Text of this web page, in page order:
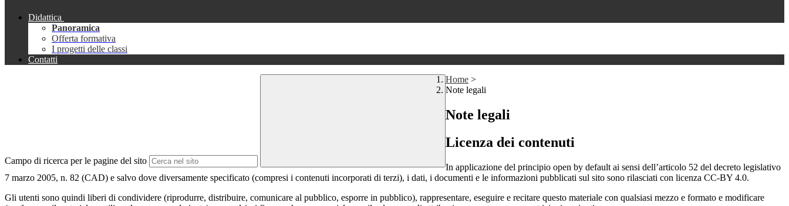
Didattica
Panoramica
Offerta formativa
I progetti delle classi
Contatti
Campo di ricerca per le pagine del sito
Home >
Note legali
Note legali
Licenza dei contenuti
In applicazione del principio open by default ai sensi dell’articolo 52 del decreto legislativo
7 marzo 2005, n. 82 (CAD) e salvo dove diversamente specificato (compresi i contenuti incorporati di terzi), i dati, i documenti e le informazioni pubblicati sul sito sono rilasciati con licenza CC-BY 4.0.
Gli utenti sono quindi liberi di condividere (riprodurre, distribuire, comunicare al pubblico, esporre in pubblico), rappresentare, eseguire e recitare questo materiale con qualsiasi mezzo e formato e modificare